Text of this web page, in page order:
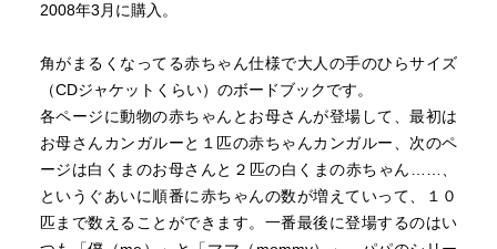
2008年3月に購入。
角がまるくなってる赤ちゃん仕様で大人の手のひらサイズ
（CDジャケットくらい）のボードブックです。
各ページに動物の赤ちゃんとお母さんが登場して、最初は
お母さんカンガルーと１匹の赤ちゃんカンガルー、次のペ
ージは白くまのお母さんと２匹の白くまの赤ちゃん……、
というぐあいに順番に赤ちゃんの数が増えていって、１０
匹まで数えることができます。一番最後に登場するのはい